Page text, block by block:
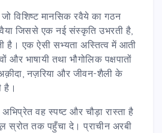
विशिष्ट मानसिक रवैये का गठन
जिससे एक नई संस्कृति उभरती है,
है। एक ऐसी सभ्यता अस्तित्व में आती
भाषायी तथा भौगोलिक पक्षपातों
नज़रिया और जीवन-शैली के
है।
वह स्पष्ट और चौड़ा रास्ता है
स्रोत तक पहुँचा दे। प्राचीन अरबी